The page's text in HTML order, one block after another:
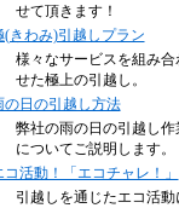
せて頂きます！
(きわみ)引越しプラン
様々なサービスを組み合
せた極上の引越し。
の日の引越し方法
弊社の雨の日の引越し作
についてご説明します。
コ活動！「エコチャレ！」
引越しを通じたエコ活動